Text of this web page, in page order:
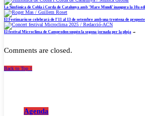
La Simfònica de Cobla i Corda de Catalunya amb ‘Mare Mundi’ inaugura la 10a
El Festimariu se celebrarà de l’11 al 13 de setembre amb una trentena de
El festival Microclima de Camprodon suspèn la segona jornada per la pluja →
Comments are closed.
Back to Top ↑
Agenda